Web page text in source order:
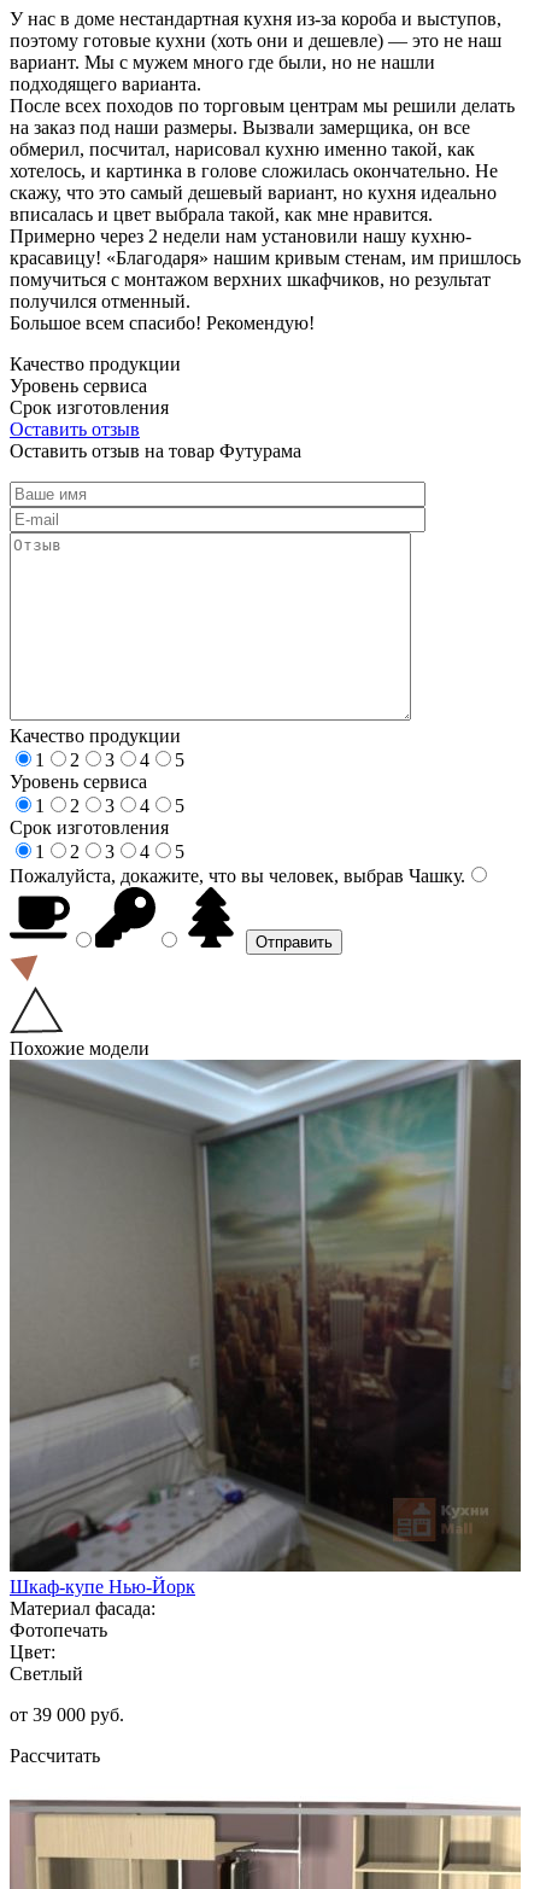
У нас в доме нестандартная кухня из-за короба и выступов,
поэтому готовые кухни (хоть они и дешевле) — это не наш
вариант. Мы с мужем много где были, но не нашли
подходящего варианта.
После всех походов по торговым центрам мы решили делать
на заказ под наши размеры. Вызвали замерщика, он все
обмерил, посчитал, нарисовал кухню именно такой, как
хотелось, и картинка в голове сложилась окончательно. Не
скажу, что это самый дешевый вариант, но кухня идеально
вписалась и цвет выбрала такой, как мне нравится.
Примерно через 2 недели нам установили нашу кухню-
красавицу! «Благодаря» нашим кривым стенам, им пришлось
помучиться с монтажом верхних шкафчиков, но результат
получился отменный.
Большое всем спасибо! Рекомендую!
Качество продукции
Уровень сервиса
Срок изготовления
Оставить отзыв
Оставить отзыв на товар Футурама
Качество продукции
1
2 3 4
5
Уровень сервиса
1
2 3 4
5
Срок изготовления
1
2 3 4
5
Пожалуйста, докажите, что вы человек, выбрав Чашку.
Похожие модели
Шкаф-купе Нью-Йорк
Материал фасада:
Фотопечать
Цвет:
Светлый
от 39 000 руб.
Рассчитать